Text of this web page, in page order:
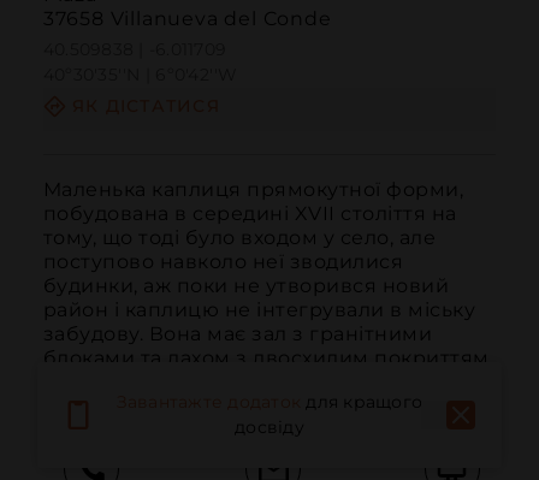
37658 Villanueva del Conde
Маленька каплиця прямокутної форми,
побудована в середині XVII століття на
тому, що тоді було входом у село, але
поступово навколо неї зводилися
будинки, аж поки не утворився новий
район і каплицю не інтегрували в міську
забудову. Вона має зал з гранітними
блоками та дахом з двосхилим покриттям,
для кращого
досвіду